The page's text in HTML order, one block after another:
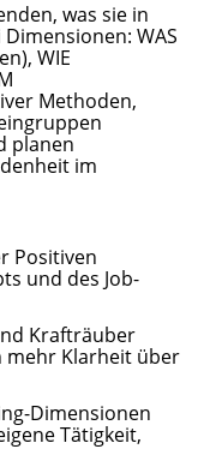
was sie in
WAS
WIE
Methoden,
planen
im
Positiven
und des Job-
Krafträuber
mehr Klarheit über
Dimensionen
Tätigkeit,